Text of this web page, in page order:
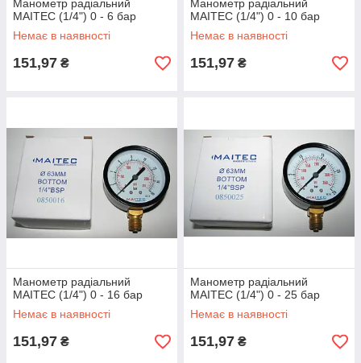
Манометр радіальний
MAITEC (1/4") 0 - 6 бар
Немає в наявності
151,97 ₴
Манометр радіальний
MAITEC (1/4") 0 - 10 бар
Немає в наявності
151,97 ₴
Манометр радіальний
MAITEC (1/4") 0 - 16 бар
Немає в наявності
151,97 ₴
Манометр радіальний
MAITEC (1/4") 0 - 25 бар
Немає в наявності
151,97 ₴